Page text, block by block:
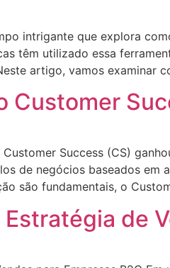
intrigante que explora
têm utilizado essa
artigo, vamos examinar
Customer
Success (CS)
de negócios baseados em
são fundamentais, o
de